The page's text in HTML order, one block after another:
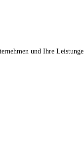
und Ihre